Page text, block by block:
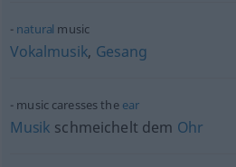
natural music
Vokalmusik, Gesang
music caresses the ear
Musik schmeichelt dem Ohr